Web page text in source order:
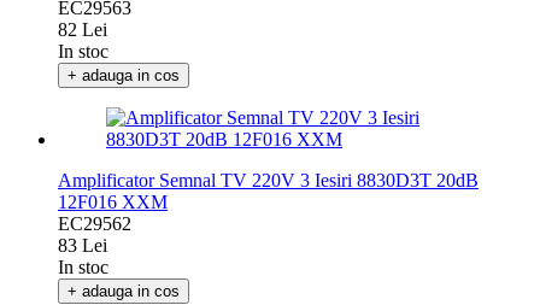
XXM
EC29563
82 Lei
In stoc
Amplificator Semnal TV 220V 3 Iesiri 8830D3T 20dB
12F016 XXM
EC29562
83 Lei
In stoc